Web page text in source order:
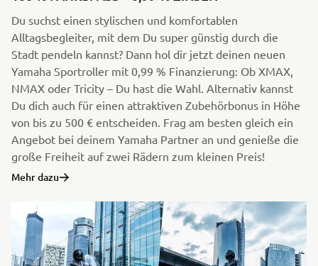
Du suchst einen stylischen und komfortablen
Alltagsbegleiter, mit dem Du super günstig durch die
Stadt pendeln kannst? Dann hol dir jetzt deinen neuen
Yamaha Sportroller mit 0,99 % Finanzierung: Ob XMAX,
NMAX oder Tricity – Du hast die Wahl. Alternativ kannst
Du dich auch für einen attraktiven Zubehörbonus in Höhe
von bis zu 500 € entscheiden. Frag am besten gleich ein
Angebot bei deinem Yamaha Partner an und genieße die
große Freiheit auf zwei Rädern zum kleinen Preis!
Mehr dazu